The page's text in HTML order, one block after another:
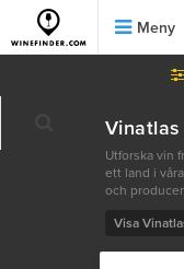
Meny
Vinatlas
Utforska vin
ett land i
och
Visa